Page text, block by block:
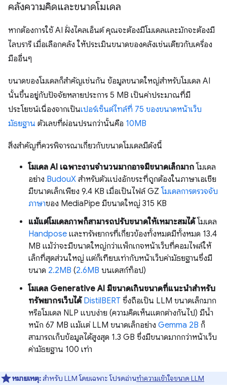
คลังความคิดและขนาดโมเดล
หากต้องการใช้ AI ฝั่งไคลเอ็นต์ คุณจะต้องมีโมเดลและมักจะต้องมี
ไลบรารี เมื่อเลือกคลัง ให้ประเมินขนาดของคลังเช่นเดียวกับเครื่อง
มืออื่นๆ
ขนาดของโมเดลก็สำคัญเช่นกัน ข้อมูลขนาดใหญ่สำหรับโมเดล AI
นั้นขึ้นอยู่กับปัจจัยหลายประการ 5 MB เป็นค่าประมาณที่มี
ประโยชน์เนื่องจากเป็นเปอร์เซ็นต์ไทล์ที่ 75 ของขนาดหน้าเว็บ
มัธยฐาน ตัวเลขที่ผ่อนปรนกว่านั้นคือ 10MB
สิ่งสำคัญที่ควรพิจารณาเกี่ยวกับขนาดโมเดลมีดังนี้
โมเดล AI เฉพาะงานจำนวนมากอาจมีขนาดเล็กมาก โมเดล
อย่าง BudouX สำหรับตัวแบ่งอักขระที่ถูกต้องในภาษาเอเชีย
มีขนาดเล็กเพียง 9.4 KB เมื่อเป็นไฟล์ GZ โมเดลการตรวจจับ
ภาษาของ MediaPipe มีขนาดใหญ่ 315 KB
แม้แต่โมเดลภาพก็สามารถปรับขนาดให้เหมาะสมได้โมเดล
Handpose และทรัพยากรที่เกี่ยวข้องทั้งหมดมีทั้งหมด 13.4
MB แม้ว่าจะมีขนาดใหญ่กว่าแพ็กเกจหน้าเว็บที่คอมไพล์ให้
เล็กที่สุดส่วนใหญ่ แต่ก็เทียบเท่ากับหน้าเว็บค่ามัธยฐานซึ่งมี
ขนาด 2.2MB (2.6MB บนเดสก์ท็อป)
โมเดล Generative AI มีขนาดเกินขนาดที่แนะนำสำหรับ
ทรัพยากรเว็บได้ DistilBERT ซึ่งถือเป็น LLM ขนาดเล็กมาก
หรือโมเดล NLP แบบง่าย (ความคิดเห็นแตกต่างกันไป) มีน้ำ
หนัก 67 MB แม้แต่ LLM ขนาดเล็กอย่าง Gemma 2B ก็
สามารถเก็บข้อมูลได้สูงสุด 1.3 GB ซึ่งมีขนาดมากกว่าหน้าเว็บ
ค่ามัธยฐาน 100 เท่า
หมายเหตุ:สําหรับ LLM โดยเฉพาะ โปรดอ่านทําความเข้าใจขนาด LLM